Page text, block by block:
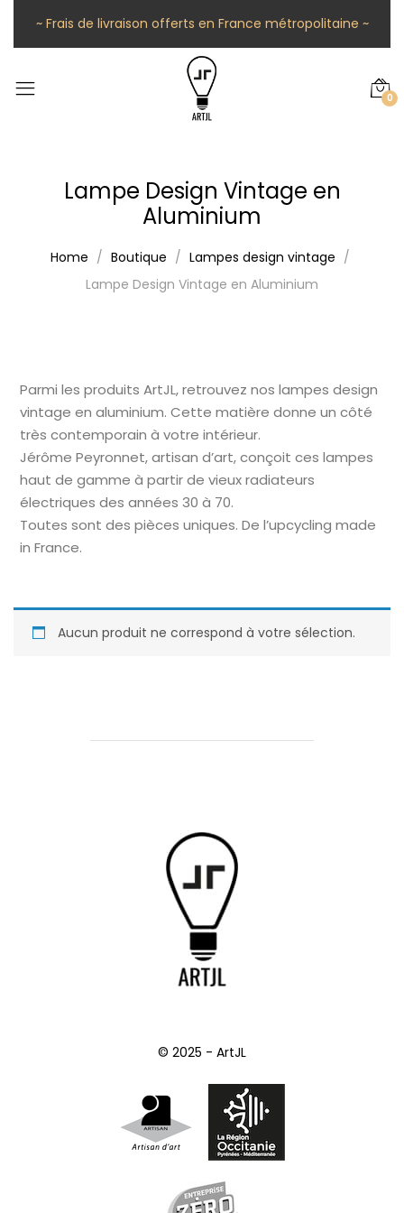
~ Frais de livraison offerts en France métropolitaine ~
0
Lampe Design Vintage en
Aluminium
Home Boutique
Lampes design vintage
Lampe Design Vintage en Aluminium
Parmi les produits ArtJL, retrouvez nos lampes design
vintage en aluminium. Cette matière donne un côté
très contemporain à votre intérieur.
Jérôme Peyronnet, artisan d’art, conçoit ces lampes
haut de gamme à partir de vieux radiateurs
électriques des années 30 à 70.
Toutes sont des pièces uniques. De l’upcycling made
in France.
Aucun produit ne correspond à votre sélection.
© 2025 - ArtJL